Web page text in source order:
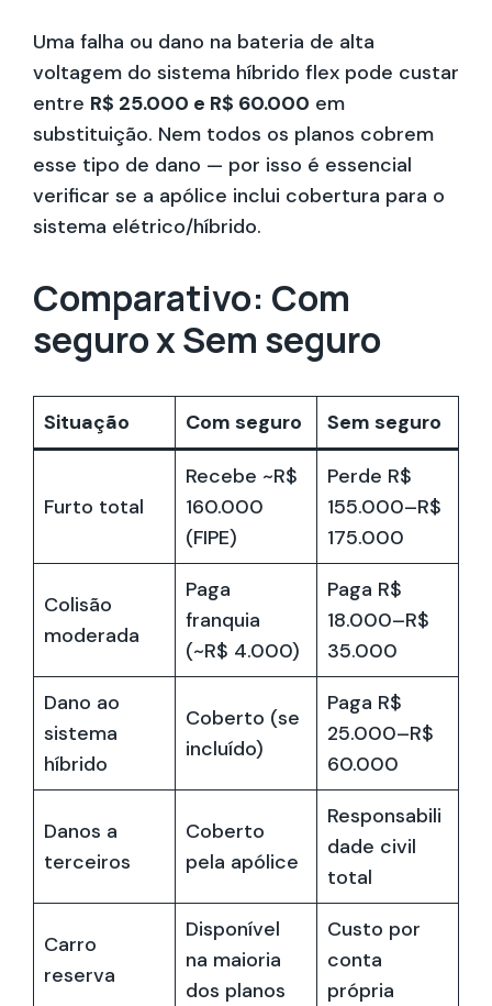
Uma falha ou dano na bateria de alta
voltagem do sistema híbrido flex pode custar
entre R$ 25.000 e R$ 60.000 em
substituição. Nem todos os planos cobrem
esse tipo de dano — por isso é essencial
verificar se a apólice inclui cobertura para o
sistema elétrico/híbrido.
Comparativo: Com
seguro x Sem seguro
Situação Com seguro Sem seguro
Furto total
Recebe ~R$
160.000
(FIPE)
Perde R$
155.000–R$
175.000
Colisão
moderada
Paga
franquia
(~R$ 4.000)
Paga R$
18.000–R$
35.000
Dano ao
sistema
híbrido
Coberto (se
incluído)
Paga R$
25.000–R$
60.000
Danos a
terceiros
Coberto
pela apólice
Responsabili
dade civil
total
Carro
reserva
Disponível
na maioria
dos planos
Custo por
conta
própria